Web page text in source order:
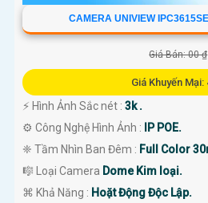
CAMERA UNIVIEW
Giá Bán: 00 ₫
Giá Khuyến Mại:
️⚡ Hình Ảnh Sắc nét : 3k .
⚙ Công Nghệ Hình Ảnh :
IP POE.
❈ Tầm Nhìn Ban Đêm : Full Color
🎼️ Loại Camera Dome Kim loại.
️⌘ Khả Năng : Hoặt Động Độc Lập.